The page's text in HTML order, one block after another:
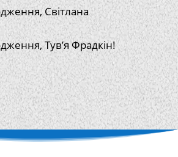
Світлана
Тув’я Фрадкін!